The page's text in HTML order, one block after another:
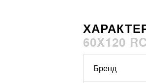
60X120 RC
Бренд